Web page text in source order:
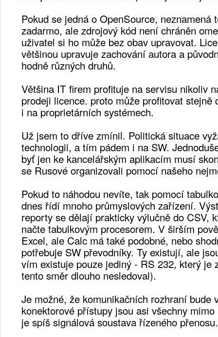
Pokud se jedná o OpenSource,
zadarmo, ale zdrojový kód není chráněn
uživatel si ho může bez obav upravovat.
většinou upravuje zachování autora a
hodně různých druhů.
Většina IT firem profituje na servisu nikoliv
prodeji licence. proto může profitovat stejně
i na proprietárních systémech.
Už jsem to dříve zmínil. Politická situace
technologii, a tím pádem i na SW.
byť jen ke kancelářským aplikacím musí
se Rusové organizovali pomocí našeho
Pokud to náhodou nevíte, tak pomocí
dnes řídí mnoho průmyslových zařízení.
reporty se dělají prakticky výlučně do CSV,
načte tabulkovým procesorem. V širším
Excel, ale Calc má také podobné, nebo
potřebuje SW převodníky. Ty existují, ale
vím existuje pouze jediný - RS 232, který je
tento směr dlouho nesledoval).
Je možné, že komunikačních rozhraní bude
konektorové přístupy jsou asi všechny
je spíš signálová soustava řízeného přenosu.